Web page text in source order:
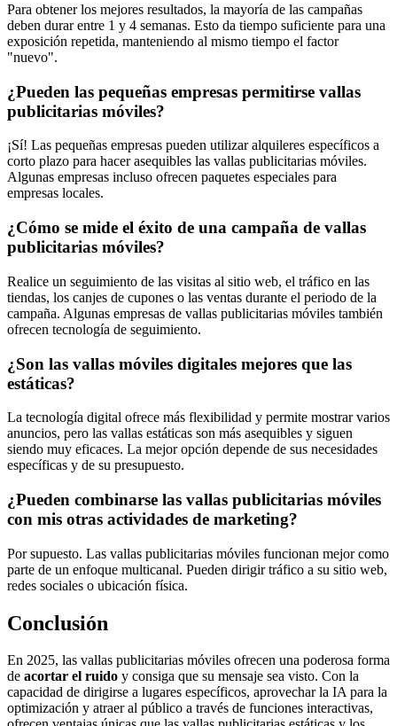
Para obtener los mejores resultados, la mayoría de las campañas
deben durar entre 1 y 4 semanas. Esto da tiempo suficiente para una
exposición repetida, manteniendo al mismo tiempo el factor
"nuevo".
¿Pueden las pequeñas empresas permitirse vallas
publicitarias móviles?
¡Sí! Las pequeñas empresas pueden utilizar alquileres específicos a
corto plazo para hacer asequibles las vallas publicitarias móviles.
Algunas empresas incluso ofrecen paquetes especiales para
empresas locales.
¿Cómo se mide el éxito de una campaña de vallas
publicitarias móviles?
Realice un seguimiento de las visitas al sitio web, el tráfico en las
tiendas, los canjes de cupones o las ventas durante el periodo de la
campaña. Algunas empresas de vallas publicitarias móviles también
ofrecen tecnología de seguimiento.
¿Son las vallas móviles digitales mejores que las
estáticas?
La tecnología digital ofrece más flexibilidad y permite mostrar varios
anuncios, pero las vallas estáticas son más asequibles y siguen
siendo muy eficaces. La mejor opción depende de sus necesidades
específicas y de su presupuesto.
¿Pueden combinarse las vallas publicitarias móviles
con mis otras actividades de marketing?
Por supuesto. Las vallas publicitarias móviles funcionan mejor como
parte de un enfoque multicanal. Pueden dirigir tráfico a su sitio web,
redes sociales o ubicación física.
Conclusión
En 2025, las vallas publicitarias móviles ofrecen una poderosa forma
de acortar el ruido y consiga que su mensaje sea visto. Con la
capacidad de dirigirse a lugares específicos, aprovechar la IA para la
optimización y atraer al público a través de funciones interactivas,